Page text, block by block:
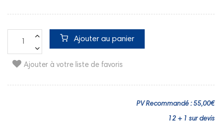
Ajouter au panier
Ajouter à votre liste de favoris
PV Recommandé : 55,00€
12 + 1 sur devis